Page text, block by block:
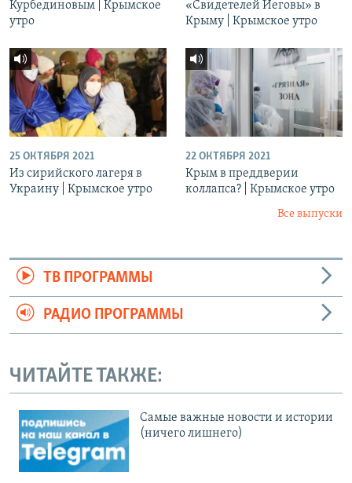
Курбединовым | Крымское
утро
«Свидетелей Иеговы» в
Крыму | Крымское утро
25 ОКТЯБРЯ 2021
Из сирийского лагеря в
Украину | Крымское утро
22 ОКТЯБРЯ 2021
Крым в преддверии
коллапса? | Крымское утро
Все выпуски
ТВ ПРОГРАММЫ
РАДИО ПРОГРАММЫ
ЧИТАЙТЕ ТАКЖЕ:
Cамые важные новости и истории
(ничего лишнего)